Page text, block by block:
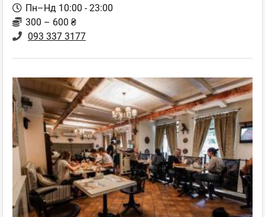
Пн–Нд 10:00 - 23:00
300 – 600 ₴
093 337 3177